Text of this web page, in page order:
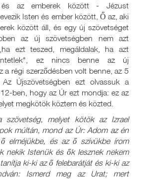
és az emberek között - Jézust
Isten és ember között, Ő az, aki
között áll, és egy új szövetséget
az új szövetségben nem azt
ezt teszed, megáldalak, ha azt
ez nincs benne az új
a régi szerződésben volt benne, az 5
Újszövetségben ezt olvassuk a
ben, hogy az Úr ezt mondja: ez az
megkötök köztem és közted.
melyet kötök az Izrael
múltán, mond az Úr: Adom az én
elméjükbe, és az ő szívükbe írom
nekik Istenük és ők lesznek nekem
ki-ki az ő felebarátját és ki-ki az
Ismerd meg az Urat; mert